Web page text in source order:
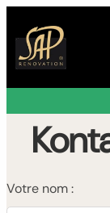
au
contenu
Votre nom :